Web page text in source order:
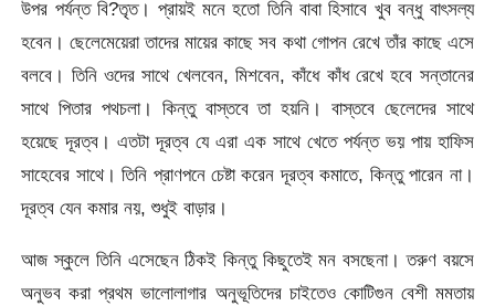
উপর পর্যন্ত বি?তৃত। প্রায়ই মনে হতো তিনি বাবা হিসাবে খুব বন্ধু বাৎসল্য
হবেন। ছেলেমেয়েরা তাদের মায়ের কাছে সব কথা গোপন রেখে তাঁর কাছে এসে
বলবে। তিনি ওদের সাথে খেলবেন, মিশবেন, কাঁধে কাঁধ রেখে হবে সন্তানের
সাথে পিতার পথচলা। কিন্তু বাস্তবে তা হয়নি। বাস্তবে ছেলেদের সাথে
হয়েছে দূরত্ব। এতটা দূরত্ব যে এরা এক সাথে খেতে পর্যন্ত ভয় পায় হাফিস
সাহেবের সাথে। তিনি প্রাণপনে চেষ্টা করেন দূরত্ব কমাতে, কিন্তু পারেন না।
দূরত্ব যেন কমার নয়, শুধুই বাড়ার।
আজ স্কুলে তিনি এসেছেন ঠিকই কিন্তু কিছুতেই মন বসছেনা। তরুণ বয়সে
অনুভব করা প্রথম ভালোলাগার অনুভূতিদের চাইতেও কোটিগুন বেশী মমতায়